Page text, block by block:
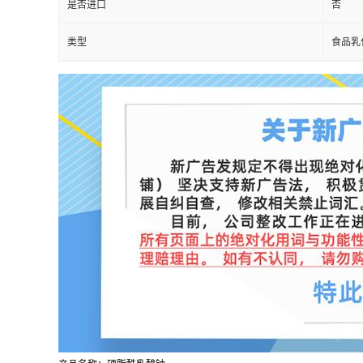
是否进口 否
类型 食品乳